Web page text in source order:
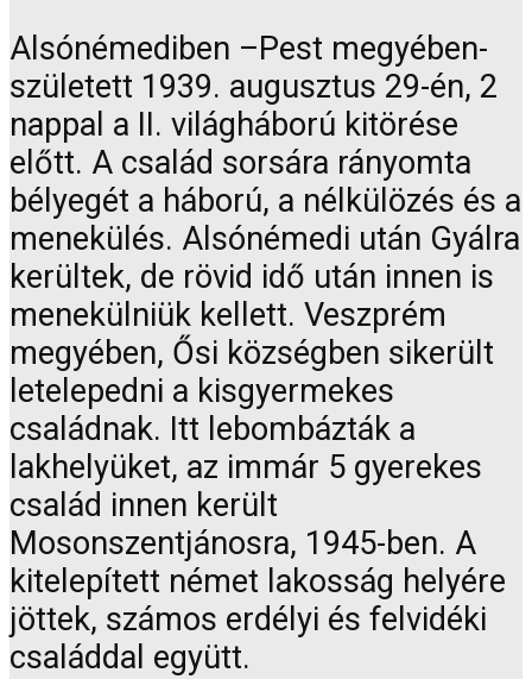
Alsónémediben –Pest megyében-
született 1939. augusztus 29-én, 2
nappal a II. világháború kitörése
előtt. A család sorsára rányomta
bélyegét a háború, a nélkülözés és a
menekülés. Alsónémedi után Gyálra
kerültek, de rövid idő után innen is
menekülniük kellett. Veszprém
megyében, Ősi községben sikerült
letelepedni a kisgyermekes
családnak. Itt lebombázták a
lakhelyüket, az immár 5 gyerekes
család innen került
Mosonszentjánosra, 1945-ben. A
kitelepített német lakosság helyére
jöttek, számos erdélyi és felvidéki
családdal együtt.